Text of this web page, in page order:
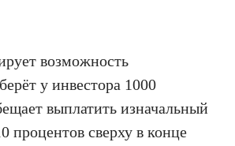
возможность
у инвестора 1000
выплатить изначальный
процентов сверху в конце